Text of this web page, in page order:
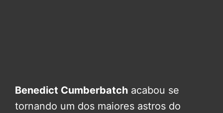
Benedict Cumberbatch acabou se
tornando um dos maiores astros do